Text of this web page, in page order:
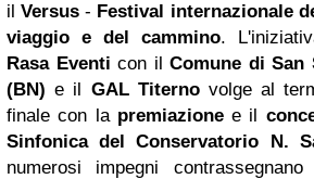
ilVersus- Festival internazionale
viaggio e del cammino.
Rasa Eventi con il Comune di San
(BN)e il GAL Titernovolge al
finale con la premiazionee il
Sinfonica del Conservatorio N.
numerosi impegni